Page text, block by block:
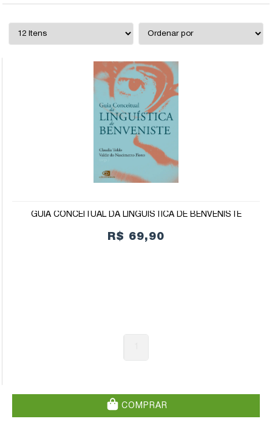
GUIA CONCEITUAL DA LINGUÍSTICA DE BENVENISTE
R$ 69,90
COMPRAR